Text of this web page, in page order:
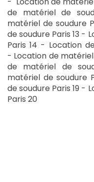
de matériel de
matériel de soudure
de soudure Paris 13 -
Paris 14 - Location de
- Location de
de matériel de
matériel de soudure
de soudure Paris 19 -
Paris 20